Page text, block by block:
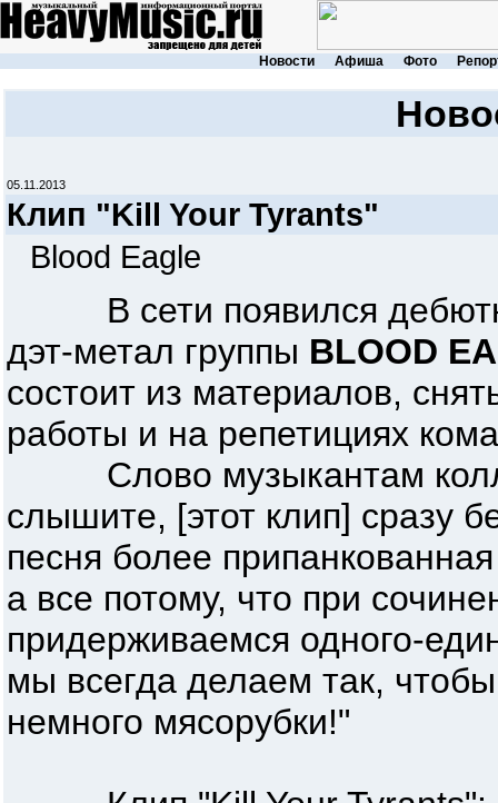
Новости Афиша Фото
05.11.2013
Клип "Kill Your Tyrants"
Blood Eagle
В сети появился
дэт-метал группы BLOOD
состоит из материалов,
работы и на репетициях
Слово музыкантам
слышите, [этот клип] сразу
песня более
а все потому, что при
придерживаемся одного-
мы всегда делаем так,
немного мясорубки!"